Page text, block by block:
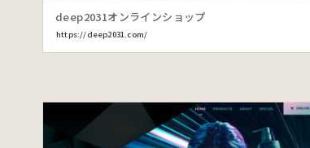
deep2031オンラインショップ
https://deep2031.com/